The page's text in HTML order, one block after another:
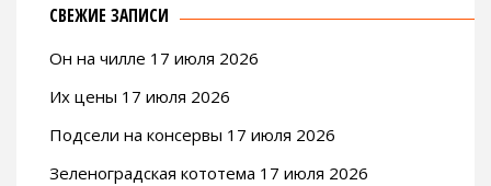
СВЕЖИЕ ЗАПИСИ
Он на чилле 17 июля 2026
Их цены 17 июля 2026
Подсели на консервы 17 июля 2026
Зеленоградская кототема 17 июля 2026